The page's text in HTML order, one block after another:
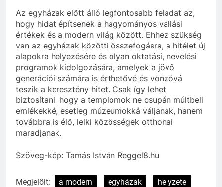
Az egyházak előtt álló legfontosabb feladat az,
hogy hidat építsenek a hagyományos vallási
értékek és a modern világ között. Ehhez szükség
van az egyházak közötti összefogásra, a hitélet új
alapokra helyezésére és olyan oktatási, nevelési
programok kidolgozására, amelyek a jövő
generációi számára is érthetővé és vonzóvá
teszik a keresztény hitet. Csak így lehet
biztosítani, hogy a templomok ne csupán múltbeli
emlékekké, esetleg múzeumokká váljanak, hanem
továbbra is élő, lelki közösségek otthonai
maradjanak.
Szöveg-kép: Tamás István Reggel8.hu
Megjelölt: a modern egyházak
helyzete